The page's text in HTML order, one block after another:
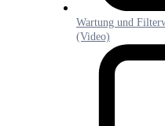
Wartung und
(Video)